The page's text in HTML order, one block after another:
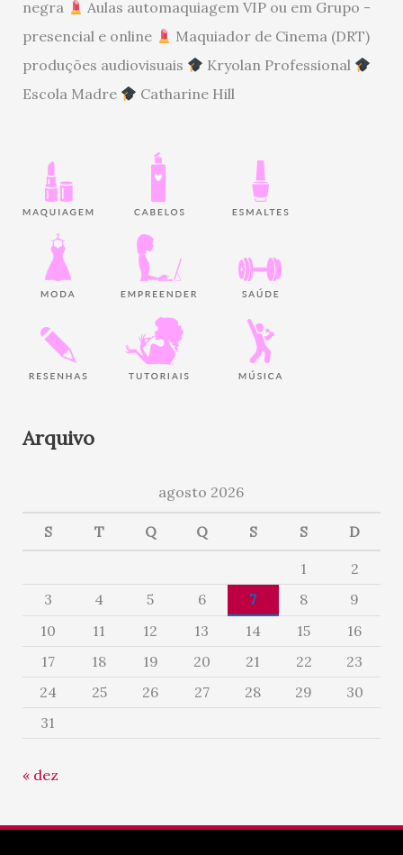
negra
Aulas automaquiagem VIP ou em Grupo -
presencial e online
Maquiador de Cinema (DRT)
produções audiovisuais
Kryolan Professional
Escola Madre
Catharine Hill
Arquivo
agosto 2026
S T Q Q S S D
1
2
3
4 5 6 7 8
9
10
11 12 13 14 15
16
17
18 19 20 21 22
23
24
25 26 27 28 29
30
31
« dez